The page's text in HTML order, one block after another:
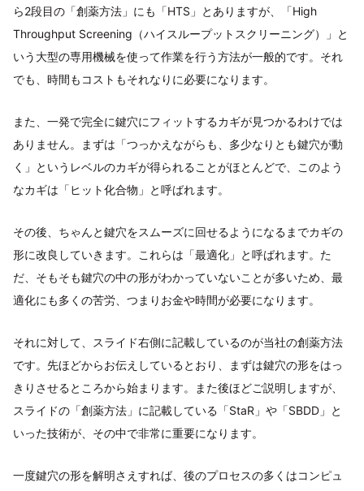
ら2段目の「創薬方法」にも「HTS」とありますが、「High
Throughput Screening（ハイスループットスクリーニング）」と
いう大型の専用機械を使って作業を行う方法が一般的です。それ
でも、時間もコストもそれなりに必要になります。
また、一発で完全に鍵穴にフィットするカギが見つかるわけでは
ありません。まずは「つっかえながらも、多少なりとも鍵穴が動
く」というレベルのカギが得られることがほとんどで、このよう
なカギは「ヒット化合物」と呼ばれます。
その後、ちゃんと鍵穴をスムーズに回せるようになるまでカギの
形に改良していきます。これらは「最適化」と呼ばれます。た
だ、そもそも鍵穴の中の形がわかっていないことが多いため、最
適化にも多くの苦労、つまりお金や時間が必要になります。
それに対して、スライド右側に記載しているのが当社の創薬方法
です。先ほどからお伝えしているとおり、まずは鍵穴の形をはっ
きりさせるところから始まります。また後ほどご説明しますが、
スライドの「創薬方法」に記載している「StaR」や「SBDD」と
いった技術が、その中で非常に重要になります。
一度鍵穴の形を解明さえすれば、後のプロセスの多くはコンピュ